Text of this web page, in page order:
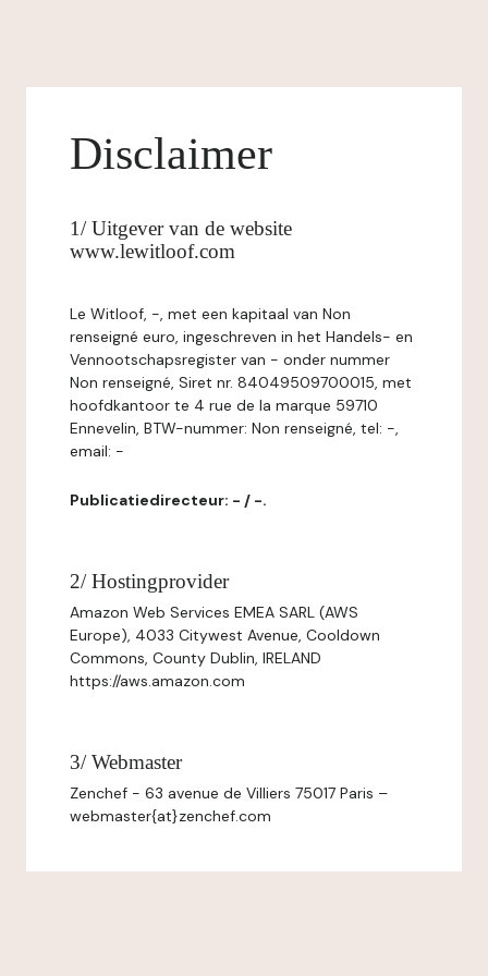
Disclaimer
1/ Uitgever van de website
www.lewitloof.com
Le Witloof, -, met een kapitaal van Non
renseigné euro, ingeschreven in het Handels- en
Vennootschapsregister van - onder nummer
Non renseigné, Siret nr. 84049509700015, met
hoofdkantoor te 4 rue de la marque 59710
Ennevelin, BTW-nummer: Non renseigné, tel: -,
email: -
Publicatiedirecteur: - / -.
2/ Hostingprovider
Amazon Web Services EMEA SARL (AWS
Europe), 4033 Citywest Avenue, Cooldown
Commons, County Dublin, IRELAND
https://aws.amazon.com
3/ Webmaster
Zenchef - 63 avenue de Villiers 75017 Paris –
webmaster{at}zenchef.com